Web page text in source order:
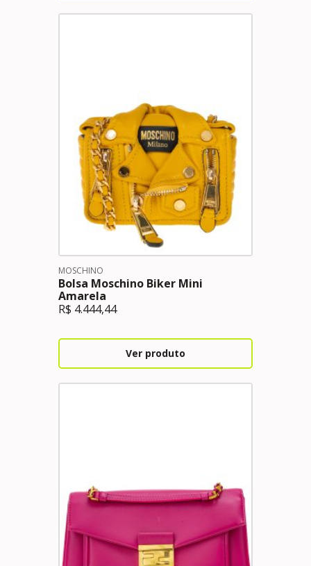
MOSCHINO
Bolsa Moschino Biker Mini
Amarela
R$ 4.444,44
Ver produto